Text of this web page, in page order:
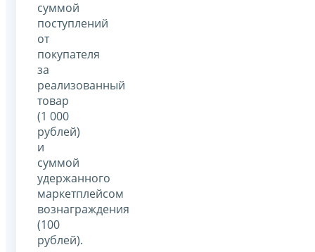
суммой
поступлений
от
покупателя
за
реализованный
товар
(1 000
рублей)
и
суммой
удержанного
маркетплейсом
вознаграждения
(100
рублей).